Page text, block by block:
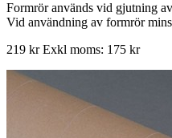
Formrör används vid gjutning
Vid användning av formrör
219 krExkl moms: 175 kr